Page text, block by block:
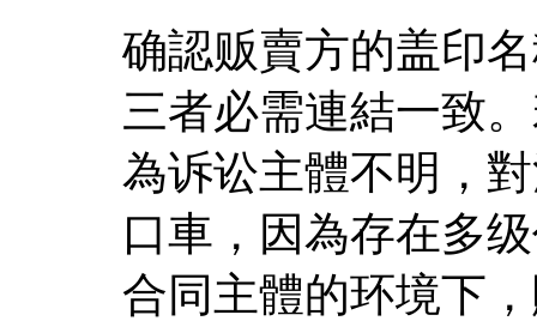
确認贩賣方的盖印
三者必需連結一致
為诉讼主體不明，
口車，因為存在多
合同主體的环境下